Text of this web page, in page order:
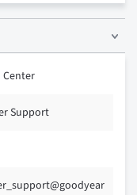
Center
Support